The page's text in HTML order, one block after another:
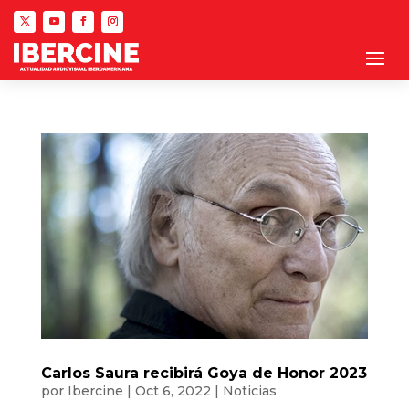
Carlos Saura recibirá Goya de Honor 2023
por Ibercine | Oct 6, 2022 | Noticias